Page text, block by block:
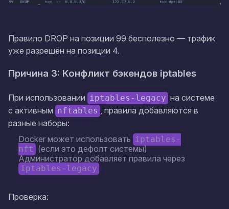
Правило DROP на позиции 99 бесполезно — трафик
уже разрешён на позиции 4.
Причина 3: Конфликт бэкендов iptables
При использовании iptables-legacy на системе
с активным nftables , правила добавляются в
разные наборы:
Docker может использовать iptables-
nft (если это дефолт системы)
Администратор добавляет правила через
iptables-legacy
Проверка: